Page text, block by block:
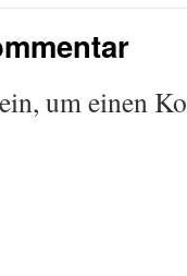
um einen